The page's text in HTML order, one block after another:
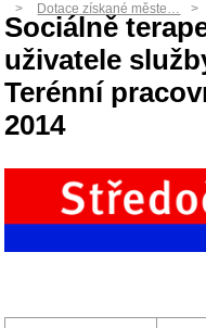
Dotace získané měste…
Sociálně
uživatele
Terénní
2014